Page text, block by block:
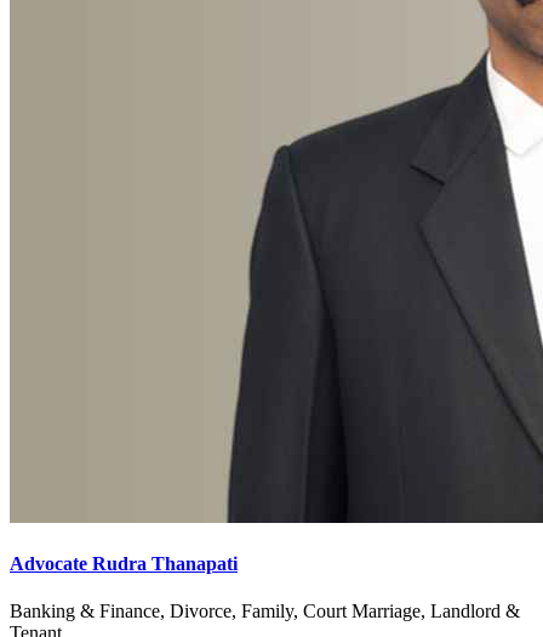
Advocate Rudra Thanapati
Banking & Finance, Divorce, Family, Court Marriage, Landlord &